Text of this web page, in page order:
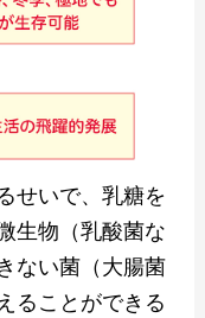
せいで、乳糖を
生物（乳酸菌な
ない菌（大腸菌
ることができる